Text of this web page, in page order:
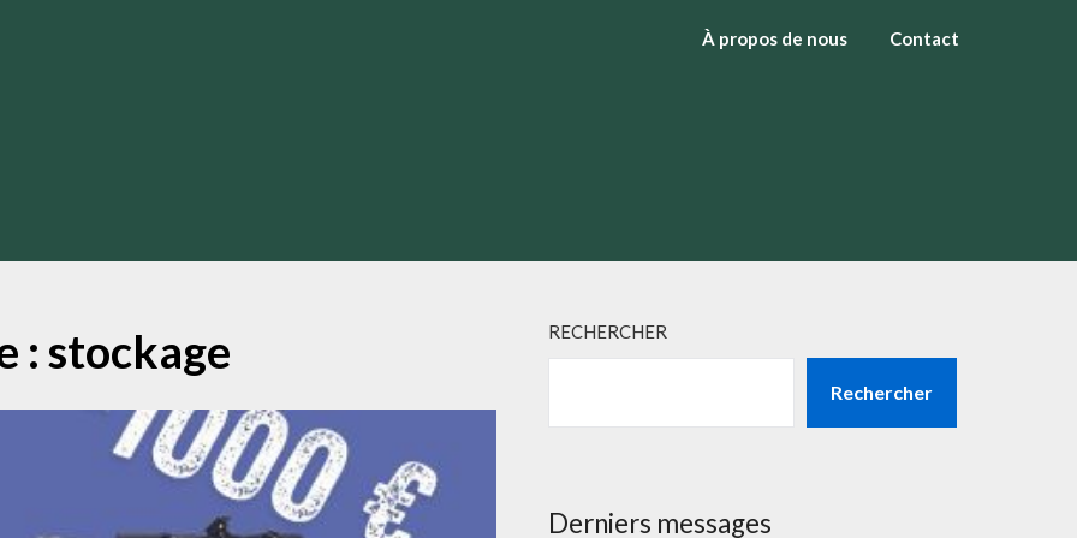
À propos de nous Contact
:stockage RECHERCHER
Rechercher
Derniers messages